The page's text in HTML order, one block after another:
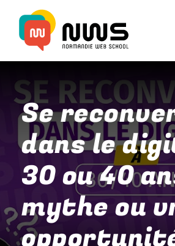
Se
dans le
30 ou 40
mythe ou